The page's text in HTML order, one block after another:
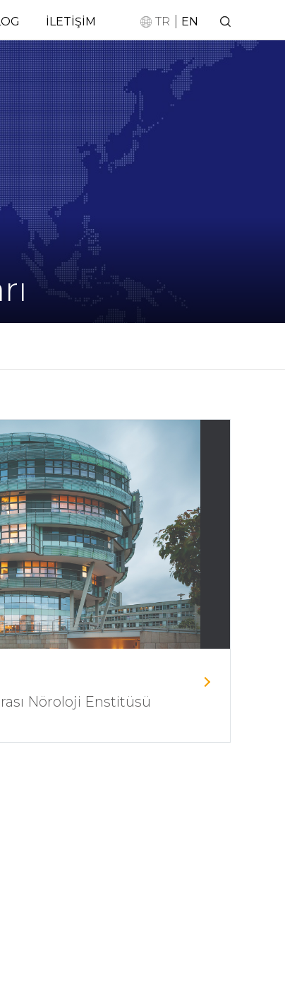
İLETİŞİM TR | EN
Nöroloji Enstitüsü